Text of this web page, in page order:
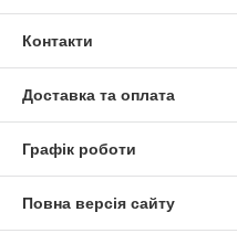
Контакти
Доставка та оплата
Графік роботи
Повна версія сайту